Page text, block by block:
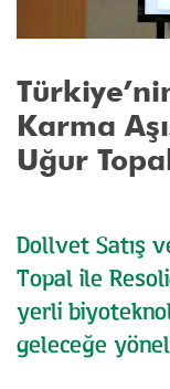
Karma
Uğur
Dollvet Satış
Topal ile
yerli
geleceğe